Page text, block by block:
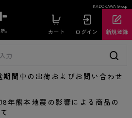
KADOKAWA Group
カート ログイン 新規登録
間中の出荷およびお問い合わせ
熊本地震の影響による商品の